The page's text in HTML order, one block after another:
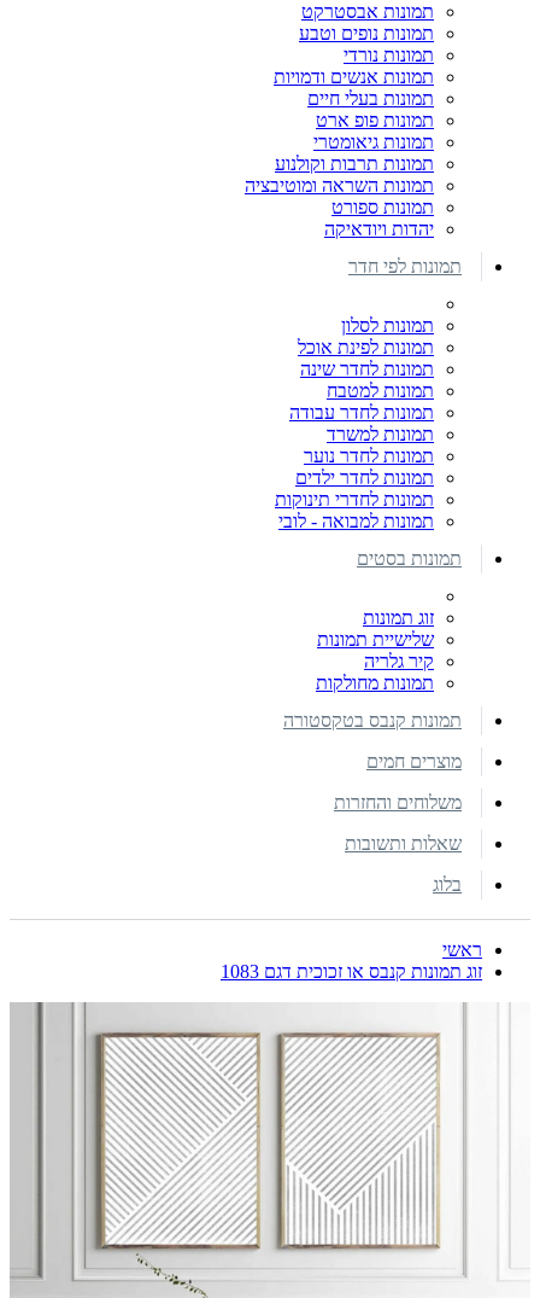
תמונות אבסטרקט
תמונות נופים וטבע
תמונות נורדי
תמונות אנשים ודמויות
תמונות בעלי חיים
תמונות פופ ארט
תמונות גיאומטרי
תמונות תרבות וקולנוע
תמונות השראה ומוטיבציה
תמונות ספורט
יהדות ויודאיקה
תמונות לפי חדר
תמונות לסלון
תמונות לפינת אוכל
תמונות לחדר שינה
תמונות למטבח
תמונות לחדר עבודה
תמונות למשרד
תמונות לחדר נוער
תמונות לחדר ילדים
תמונות לחדרי תינוקות
תמונות למבואה - לובי
תמונות בסטים
זוג תמונות
שלישיית תמונות
קיר גלריה
תמונות מחולקות
תמונות קנבס בטקסטורה
מוצרים חמים
משלוחים והחזרות
שאלות ותשובות
בלוג
ראשי
זוג תמונות קנבס או זכוכית דגם 1083